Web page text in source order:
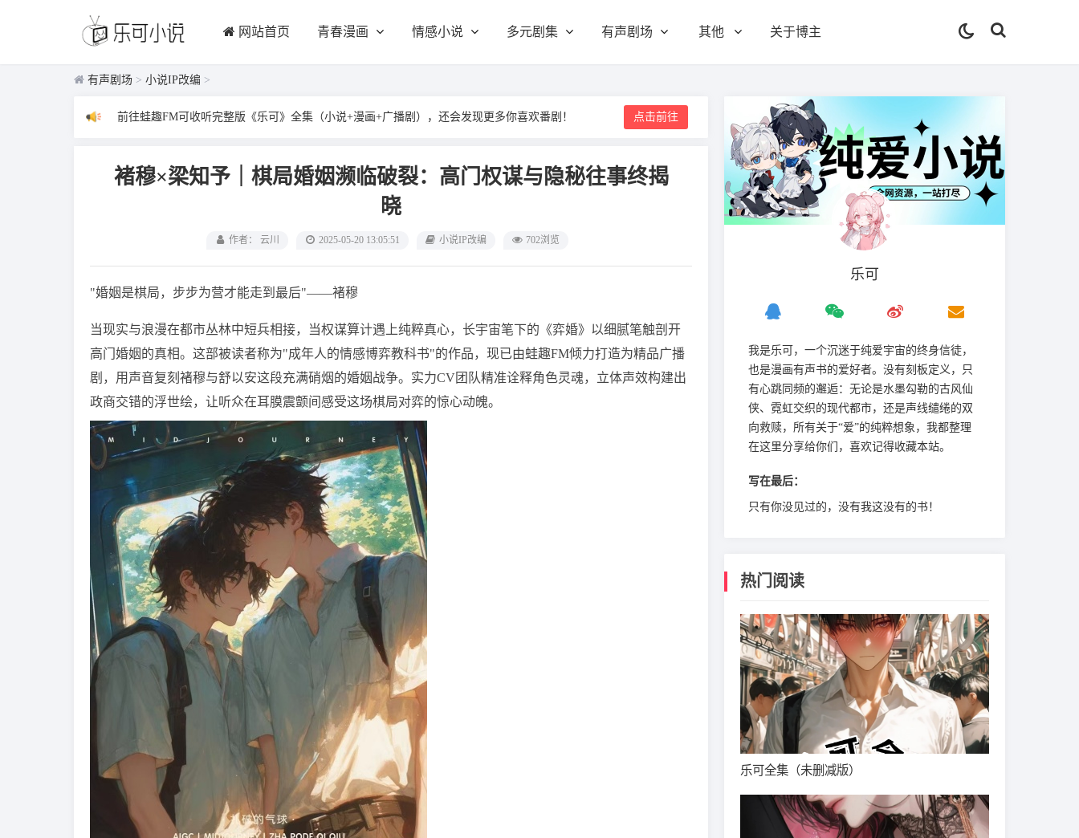
网站首页 青春漫画 情感小说 多元剧集 有声剧场 其他 关于博主
有声剧场 > 小说IP改编 >
前往蛙趣FM可收听完整版《乐可》全集（小说+漫画+广播剧），还会发现更多你喜欢番剧！ 点击前往
褚穆×梁知予｜棋局婚姻濒临破裂：高门权谋与隐秘往事终揭
晓
作者： 云川 2025-05-20 13:05:51 小说IP改编 702浏览
"婚姻是棋局，步步为营才能走到最后"——褚穆
当现实与浪漫在都市丛林中短兵相接，当权谋算计遇上纯粹真心，长宇宙笔下的《弈婚》以细腻笔触剖开
高门婚姻的真相。这部被读者称为"成年人的情感博弈教科书"的作品，现已由蛙趣FM倾力打造为精品广播
剧，用声音复刻褚穆与舒以安这段充满硝烟的婚姻战争。实力CV团队精准诠释角色灵魂，立体声效构建出
政商交错的浮世绘，让听众在耳膜震颤间感受这场棋局对弈的惊心动魄。
乐可
我是‌乐可，一个沉迷于纯爱宇宙的终身信徒，
也是漫画有声书的爱好者。没有刻板定义，只
有心跳同频的邂逅：无论是水墨勾勒的古风仙
侠、霓虹交织的现代都市，还是声线缱绻的双
向救赎，所有关于“爱”的纯粹想象，我都整理
在这里分享给你们，喜欢记得收藏本站。
写在最后：
只有你没见过的，没有我这没有的书！
热门阅读
乐可全集（未删减版）